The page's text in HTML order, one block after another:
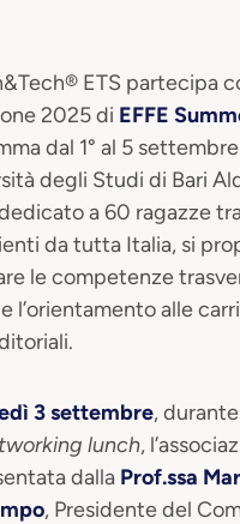
ETS partecipa
2025 di EFFE
dal 1° al 5
degli Studi di Bari
a 60 ragazze tra
da tutta Italia, si
le competenze
l’orientamento alle
3 settembre,
lunch,
dalla Prof.ssa
, Presidente del